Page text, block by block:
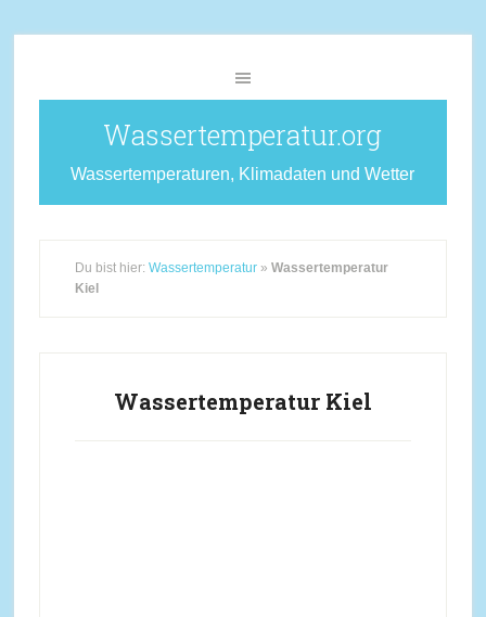
Wassertemperatur.org
Wassertemperaturen, Klimadaten und Wetter
Du bist hier: Wassertemperatur» Wassertemperatur
Kiel
Wassertemperatur Kiel